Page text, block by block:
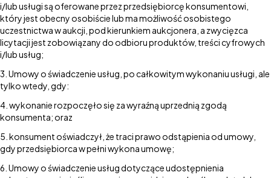
i/lub usługi są oferowane przez przedsiębiorcę konsumentowi,
który jest obecny osobiście lub ma możliwość osobistego
uczestnictwa w aukcji, pod kierunkiem aukcjonera, a zwycięzca
licytacji jest zobowiązany do odbioru produktów, treści cyfrowych
i/lub usług;
Umowy o świadczenie usług, po całkowitym wykonaniu usługi, ale
tylko wtedy, gdy:
wykonanie rozpoczęło się za wyraźną uprzednią zgodą
konsumenta; oraz
konsument oświadczył, że traci prawo odstąpienia od umowy,
gdy przedsiębiorca w pełni wykona umowę;
Umowy o świadczenie usług dotyczące udostępnienia